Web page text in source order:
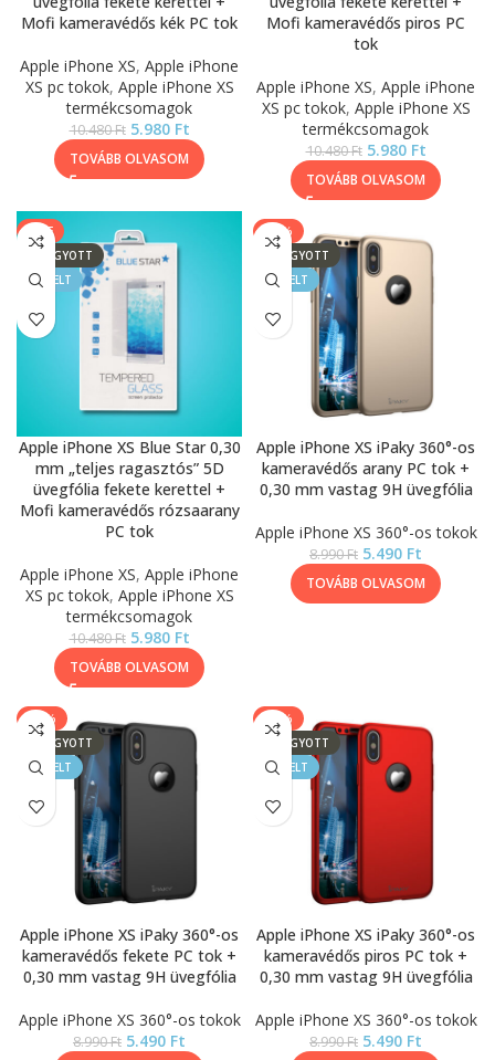
Mofi kameravédős kék PC tok
Apple iPhone XS, Apple iPhone
XS pc tokok, Apple iPhone XS
termékcsomagok
10.480Ft 5.980 Ft
TOVÁBB OLVASOM
Mofi kameravédős piros PC
tok
Apple iPhone XS, Apple iPhone
XS pc tokok, Apple iPhone XS
termékcsomagok
10.480Ft 5.980 Ft
TOVÁBB OLVASOM
SALE
ELFOGYOTT
KIEMELT
Apple iPhone XS Blue Star 0,30
mm „teljes ragasztós” 5D
üvegfólia fekete kerettel +
Mofi kameravédős rózsaarany
PC tok
Apple iPhone XS, Apple iPhone
XS pc tokok, Apple iPhone XS
termékcsomagok
10.480Ft 5.980 Ft
TOVÁBB OLVASOM
-39%
ELFOGYOTT
KIEMELT
Apple iPhone XS iPaky 360°-os
kameravédős arany PC tok +
0,30 mm vastag 9H üvegfólia
Apple iPhone XS 360°-os tokok
8.990Ft 5.490 Ft
TOVÁBB OLVASOM
-39%
ELFOGYOTT
KIEMELT
Apple iPhone XS iPaky 360°-os
kameravédős fekete PC tok +
0,30 mm vastag 9H üvegfólia
Apple iPhone XS 360°-os tokok
8.990Ft 5.490 Ft
-39%
ELFOGYOTT
KIEMELT
Apple iPhone XS iPaky 360°-os
kameravédős piros PC tok +
0,30 mm vastag 9H üvegfólia
Apple iPhone XS 360°-os tokok
8.990Ft 5.490 Ft